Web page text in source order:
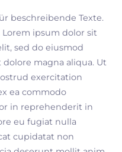
beschreibende Texte.
Lorem ipsum dolor sit
sed do eiusmod
magna aliqua. Ut
exercitation
ea commodo
in reprehenderit in
eu fugiat nulla
cupidatat non